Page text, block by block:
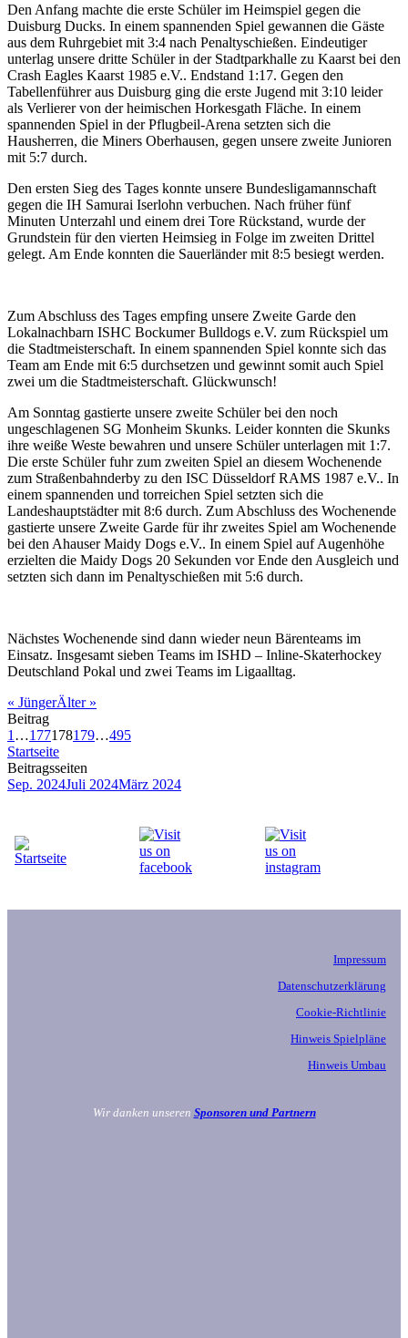
Den Anfang machte die erste Schüler im Heimspiel gegen die
Duisburg Ducks. In einem spannenden Spiel gewannen die Gäste
aus dem Ruhrgebiet mit 3:4 nach Penaltyschießen. Eindeutiger
unterlag unsere dritte Schüler in der Stadtparkhalle zu Kaarst bei den
Crash Eagles Kaarst 1985 e.V.. Endstand 1:17. Gegen den
Tabellenführer aus Duisburg ging die erste Jugend mit 3:10 leider
als Verlierer von der heimischen Horkesgath Fläche. In einem
spannenden Spiel in der Pflugbeil-Arena setzten sich die
Hausherren, die Miners Oberhausen, gegen unsere zweite Junioren
mit 5:7 durch.
Den ersten Sieg des Tages konnte unsere Bundesligamannschaft
gegen die IH Samurai Iserlohn verbuchen. Nach früher fünf
Minuten Unterzahl und einem drei Tore Rückstand, wurde der
Grundstein für den vierten Heimsieg in Folge im zweiten Drittel
gelegt. Am Ende konnten die Sauerländer mit 8:5 besiegt werden.
Zum Abschluss des Tages empfing unsere Zweite Garde den
Lokalnachbarn ISHC Bockumer Bulldogs e.V. zum Rückspiel um
die Stadtmeisterschaft. In einem spannenden Spiel konnte sich das
Team am Ende mit 6:5 durchsetzen und gewinnt somit auch Spiel
zwei um die Stadtmeisterschaft. Glückwunsch!
Am Sonntag gastierte unsere zweite Schüler bei den noch
ungeschlagenen SG Monheim Skunks. Leider konnten die Skunks
ihre weiße Weste bewahren und unsere Schüler unterlagen mit 1:7.
Die erste Schüler fuhr zum zweiten Spiel an diesem Wochenende
zum Straßenbahnderby zu den ISC Düsseldorf RAMS 1987 e.V.. In
einem spannenden und torreichen Spiel setzten sich die
Landeshauptstädter mit 8:6 durch. Zum Abschluss des Wochenende
gastierte unsere Zweite Garde für ihr zweites Spiel am Wochenende
bei den Ahauser Maidy Dogs e.V.. In einem Spiel auf Augenhöhe
erzielten die Maidy Dogs 20 Sekunden vor Ende den Ausgleich und
setzten sich dann im Penaltyschießen mit 5:6 durch.
Nächstes Wochenende sind dann wieder neun Bärenteams im
Einsatz. Insgesamt sieben Teams im ISHD – Inline-Skaterhockey
Deutschland Pokal und zwei Teams im Ligaalltag.
« JüngerÄlter »
Beitrag
1 …177178179…495
Startseite
Beitragsseiten
Sep. 2024Juli 2024März 2024
Impressum
Datenschutzerklärung
Cookie-Richtlinie
Hinweis Spielpläne
Hinweis Umbau
Wir danken unseren Sponsoren und Partnern